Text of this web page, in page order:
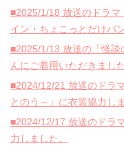
■2025/1/18 放送のドラマ
イン・ちょこっとだけバ
■2025/1/13 放送の「怪談
んにご着用いただきました
■2024/12/21 放送のドラ
とのう～」に衣装協力し
■2024/12/17 放送のドラ
力しました。